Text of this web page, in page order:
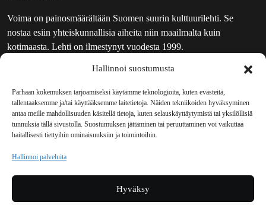
Hallinnoi suostumusta
Parhaan kokemuksen tarjoamiseksi käytämme teknologioita, kuten evästeitä,
tallentaaksemme ja/tai käyttääksemme laitetietoja. Näiden tekniikoiden hyväksyminen
antaa meille mahdollisuuden käsitellä tietoja, kuten selauskäyttäytymistä tai yksilöllisiä
tunnuksia tällä sivustolla. Suostumuksen jättäminen tai peruuttaminen voi vaikuttaa
haitallisesti tiettyihin ominaisuuksiin ja toimintoihin.
Hallinnoi palveluita
Hyväksy
Voima on painosmäärältään Suomen suurin kulttuurilehti. Se
nostaa esiin yhteiskunnallisia aiheita niin maailmalta kuin
kotimaasta. Lehti on ilmestynyt vuodesta 1999.
UUTISKIRJE
MAINOSTAJILLE
VASTAMAINOKSET
JAKELUPAIKAT
REKISTERISELOSTE
TILAUKSEN PERUUTUSPYYNTÖ